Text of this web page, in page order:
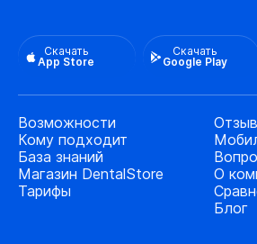
Скачать
App Store
Скачать
Google Play
Возможности
Кому подходит
База знаний
Магазин DentalStore
Тарифы
О
Блог